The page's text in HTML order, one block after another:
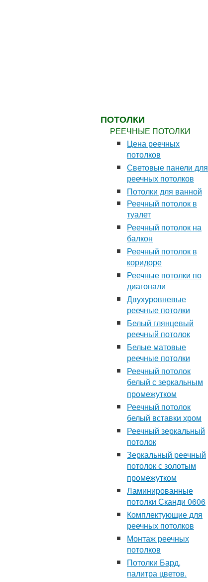
ПОТОЛКИ
РЕЕЧНЫЕ ПОТОЛКИ
Цена реечных
потолков
Световые панели для
реечных потолков
Потолки для ванной
Реечный потолок в
туалет
Реечный потолок на
балкон
Реечный потолок в
коридоре
Реечные потолки по
диагонали
Двухуровневые
реечные потолки
Белый глянцевый
реечный потолок
Белые матовые
реечные потолки
Реечный потолок
белый с зеркальным
промежутком
Реечный потолок
белый вставки хром
Реечный зеркальный
потолок
Зеркальный реечный
потолок с золотым
промежутком
Ламинированные
потолки Сканди 0606
Комплектующие для
реечных потолков
Монтаж реечных
потолков
Потолки Бард,
палитра цветов.